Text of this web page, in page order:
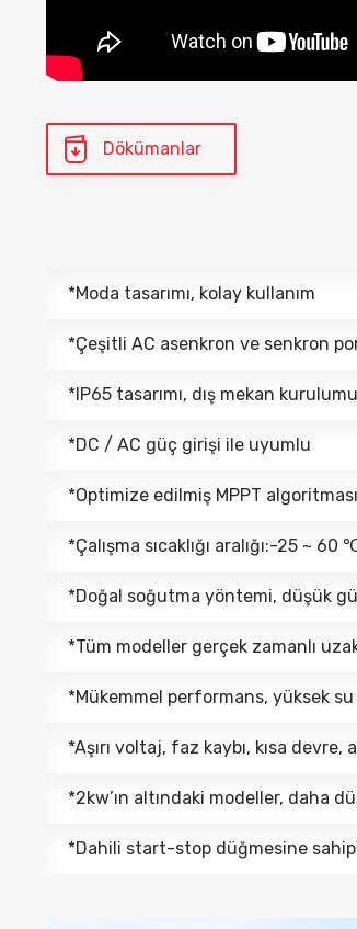
Dökümanlar
*Moda tasarımı, kolay kullanım
*Çeşitli AC asenkron ve senkron
*IP65 tasarımı, dış mekan kurulumu
*DC / AC güç girişi ile uyumlu
*Optimize edilmiş MPPT
*Çalışma sıcaklığı aralığı:-25 ~ 60
*Doğal soğutma yöntemi, düşük
*Tüm modeller gerçek zamanlı
*Mükemmel performans, yüksek
*Aşırı voltaj, faz kaybı, kısa devre,
*2kw’ın altındaki modeller, daha
*Dahili start-stop düğmesine